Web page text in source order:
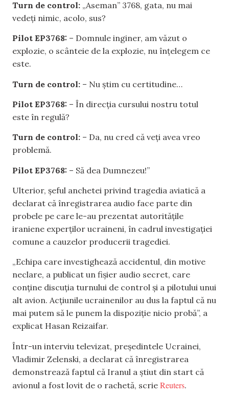
Turn de control: „Aseman” 3768, gata, nu mai
vedeți nimic, acolo, sus?
Pilot EP3768: – Domnule inginer, am văzut o
explozie, o scânteie de la explozie, nu înțelegem ce
este.
Turn de control: – Nu știm cu certitudine…
Pilot EP3768: – În direcția cursului nostru totul
este în regulă?
Turn de control: – Da, nu cred că veți avea vreo
problemă.
Pilot EP3768: – Să dea Dumnezeu!”
Ulterior, șeful anchetei privind tragedia aviatică a
declarat că înregistrarea audio face parte din
probele pe care le-au prezentat autoritățile
iraniene experților ucraineni, în cadrul investigației
comune a cauzelor producerii tragediei.
„Echipa care investighează accidentul, din motive
neclare, a publicat un fișier audio secret, care
conține discuția turnului de control și a pilotului unui
alt avion. Acțiunile ucrainenilor au dus la faptul că nu
mai putem să le punem la dispoziție nicio probă”, a
explicat Hasan Reizaifar.
Într-un interviu televizat, președintele Ucrainei,
Vladimir Zelenski, a declarat că înregistrarea
demonstrează faptul că Iranul a știut din start că
avionul a fost lovit de o rachetă, scrie Reuters.